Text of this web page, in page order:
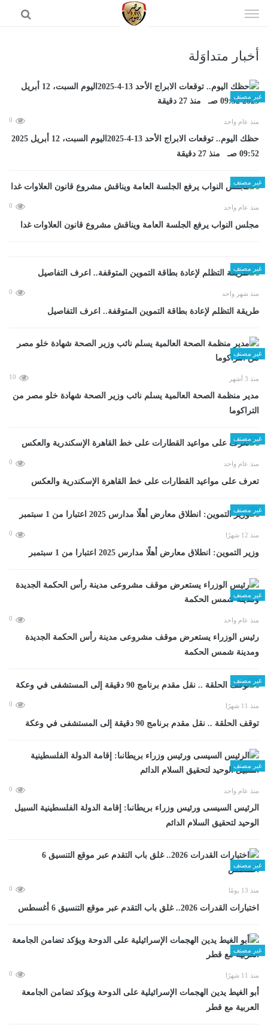
الى
أخبار متداوَلة
غير مصنف
منذ عام واحد 0
حظك اليوم.. توقعات الابراج الأحد 13-4-2025اليوم السبت، 12 أبريل 2025
09:52 صـ منذ 27 دقيقة
غير مصنف
منذ عام واحد 0
مجلس النواب يرفع الجلسة العامة ويناقش مشروع قانون العلاوات غدا
غير مصنف
منذ شهر واحد 0
طريقة التظلم لإعادة بطاقة التموين المتوقفة.. اعرف التفاصيل
غير مصنف
منذ 3 أشهر 10
مدير منظمة الصحة العالمية يسلم نائب وزير الصحة شهادة خلو مصر من
التراكوما
غير مصنف
منذ عام واحد 0
تعرف على مواعيد القطارات على خط القاهرة الإسكندرية والعكس
غير مصنف
منذ 12 شهرًا 0
وزير التموين: انطلاق معارض أهلًا مدارس 2025 اعتبارا من 1 سبتمبر
غير مصنف
منذ عام واحد 0
رئيس الوزراء يستعرض موقف مشروعى مدينة رأس الحكمة الجديدة
ومدينة شمس الحكمة
غير مصنف
منذ 11 شهرًا 0
توقف الحلقة .. نقل مقدم برنامج 90 دقيقة إلى المستشفى في وعكة
غير مصنف
منذ عام واحد 0
الرئيس السيسى ورئيس وزراء بريطانىا: إقامة الدولة الفلسطينية السبيل
الوحيد لتحقيق السلام الدائم
غير مصنف
منذ 13 يومًا 0
اختبارات القدرات 2026.. غلق باب التقدم عبر موقع التنسيق 6 أغسطس
غير مصنف
منذ 11 شهرًا 0
أبو الغيط يدين الهجمات الإسرائيلية على الدوحة ويؤكد تضامن الجامعة
العربية مع قطر